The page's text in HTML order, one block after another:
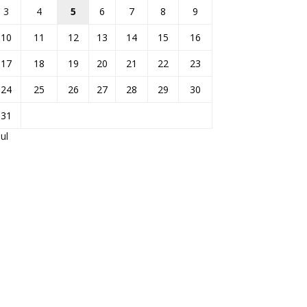
3 4 5 6 7 8
9
10
11 12 13 14 15
16
17
18 19 20 21 22
23
24
25 26 27 28 29
30
31